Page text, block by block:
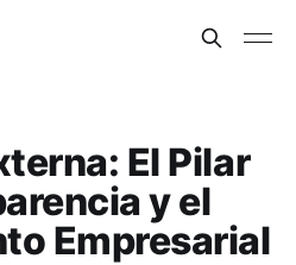
El Pilar
y el
Empresarial